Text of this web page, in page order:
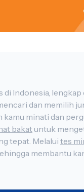
Maukuliah adalah platform pencarian kampus yang
bakat
yang tepat. Melalui tes